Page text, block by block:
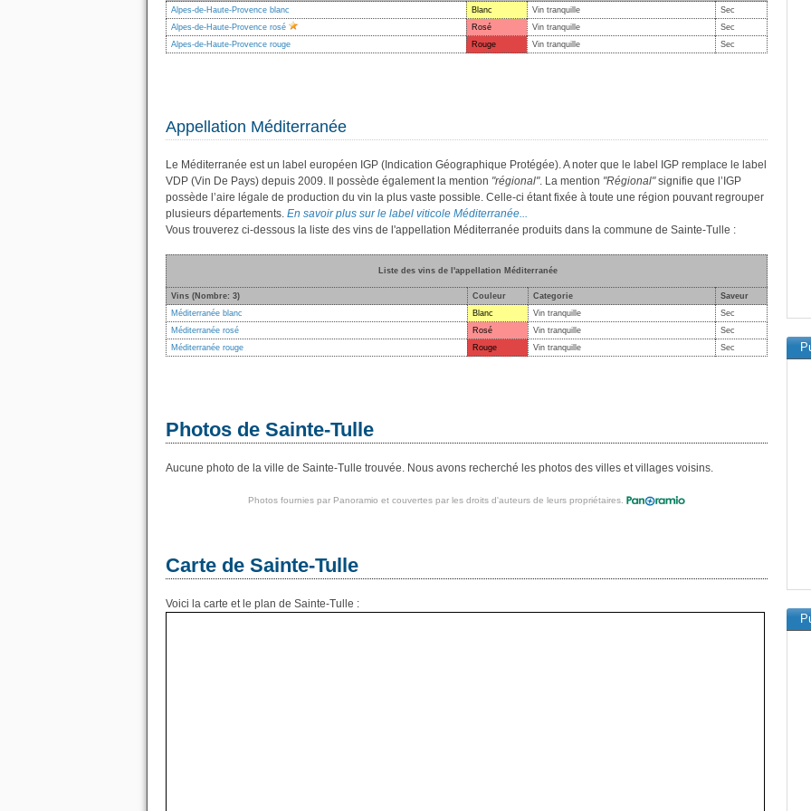
Alpes-de-Haute-Provence blanc
Blanc Vin tranquille
Sec
Alpes-de-Haute-Provence rosé
Rosé Vin tranquille
Sec
Alpes-de-Haute-Provence rouge
Rouge Vin tranquille Sec
Appellation Méditerranée
Le Méditerranée est un label européen IGP (Indication Géographique Protégée). A noter que le label IGP remplace le label
VDP (Vin De Pays) depuis 2009. Il possède également la mention "régional". La mention "Régional"signifie que l’IGP
possède l’aire légale de production du vin la plus vaste possible. Celle-ci étant fixée à toute une région pouvant regrouper
plusieurs départements. En savoir plus sur le label viticole Méditerranée...
Vous trouverez ci-dessous la liste des vins de l'appellation Méditerranée produits dans la commune de Sainte-Tulle :
Liste des vins de l'appellation Méditerranée
Vins (Nombre: 3) Couleur Categorie
Saveur
Méditerranée blanc
Blanc Vin tranquille
Sec
Méditerranée rosé
Rosé Vin tranquille
Sec
Méditerranée rouge
Rouge Vin tranquille Sec
Photos de Sainte-Tulle
Aucune photo de la ville de Sainte-Tulle trouvée. Nous avons recherché les photos des villes et villages voisins.
Photos fournies par Panoramio et couvertes par les droits d'auteurs de leurs propriétaires.
Carte de Sainte-Tulle
Voici la carte et le plan de Sainte-Tulle :